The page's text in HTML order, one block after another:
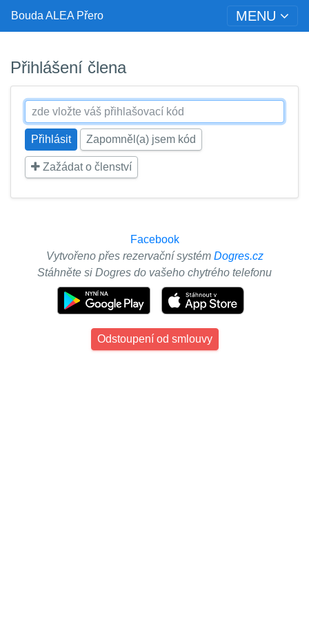
Bouda ALEA Přero MENU
Přihlášení člena
Zapomněl(a) jsem kód
Zažádat o členství
Facebook
Vytvořeno přes rezervační systém Dogres.cz
Stáhněte si Dogres do vašeho chytrého telefonu
Odstoupení od smlouvy